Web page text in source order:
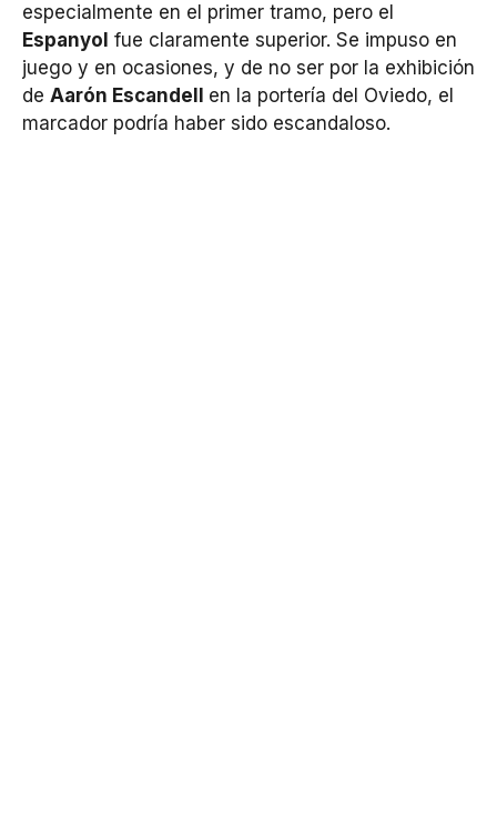
especialmente en el primer tramo, pero el
Espanyol fue claramente superior. Se impuso en
juego y en ocasiones, y de no ser por la exhibición
de Aarón Escandell en la portería del Oviedo, el
marcador podría haber sido escandaloso.